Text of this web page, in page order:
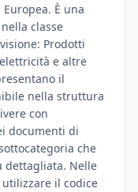
È una
classe
Prodotti
e altre
il
nella struttura
con
documenti di
che
dettagliata. Nelle
il codice